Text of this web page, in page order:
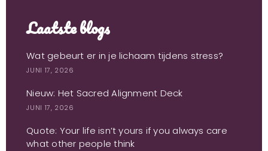
Laatste blogs
Wat gebeurt er in je lichaam tijdens stress?
JUNI 17, 2026
Nieuw: Het Sacred Alignment Deck
JUNI 17, 2026
Quote: Your life isn’t yours if you always care
what other people think